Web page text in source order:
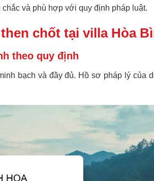
và phù hợp với quy định pháp luật.
chốt tại villa Hòa
theo quy định
bạch và đầy đủ. Hồ sơ pháp lý của